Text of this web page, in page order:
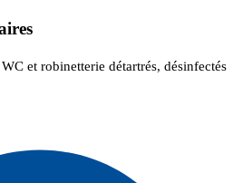
et robinetterie détartrés, désinfectés